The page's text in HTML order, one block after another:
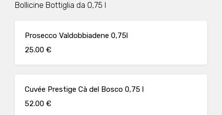
Bollicine Bottiglia da 0,75 l
Prosecco Valdobbiadene 0,75l
25.00 €
Cuvée Prestige Cà del Bosco 0,75 l
52.00 €